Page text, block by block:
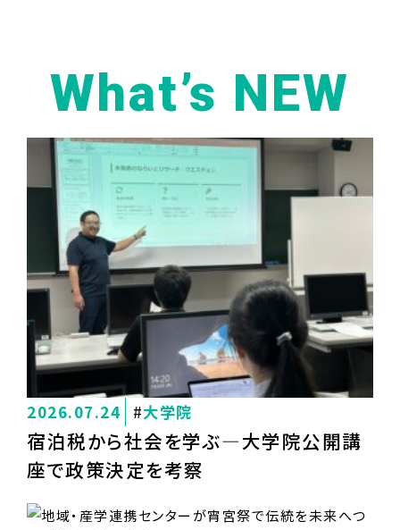
What’s NEW
2026.07.24 大学院
宿泊税から社会を学ぶ―大学院公開講
座で政策決定を考察